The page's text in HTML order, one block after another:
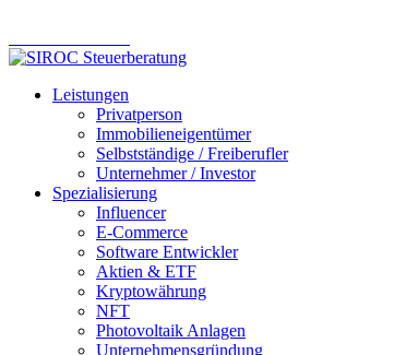
Leistungen
Privatperson
Immobilieneigentümer
Selbstständige / Freiberufler
Unternehmer / Investor
Spezialisierung
Influencer
E-Commerce
Software Entwickler
Aktien & ETF
Kryptowährung
NFT
Photovoltaik Anlagen
Unternehmensgründung